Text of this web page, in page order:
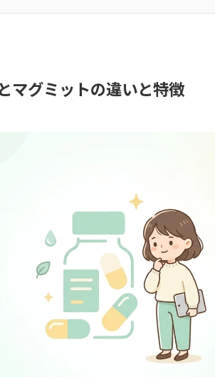
マグミットの違いと特徴